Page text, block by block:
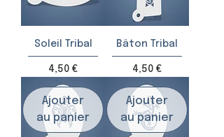
Soleil Tribal
Prix
4,50 €
Bâton Tribal
Prix
4,50 €
Ajouter
au panier
Ajouter
au panier